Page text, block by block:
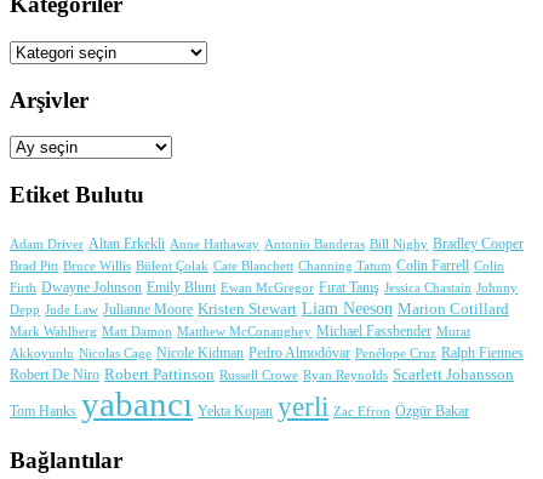
Kategoriler
Arşivler
Arşivler
Etiket Bulutu
Adam Driver Altan Erkekli Anne Hathaway Antonio Banderas Bill Nighy Bradley Cooper
Brad Pitt Bruce Willis Bülent Çolak Cate Blanchett Channing Tatum Colin Farrell Colin
Firth Dwayne Johnson Emily Blunt Ewan McGregor Fırat Tanış Jessica Chastain Johnny
Depp Jude Law Julianne Moore Kristen Stewart Liam Neeson Marion Cotillard
Mark Wahlberg Matt Damon Matthew McConaughey Michael Fassbender Murat
Akkoyunlu Nicolas Cage Nicole Kidman Pedro Almodóvar Penélope Cruz Ralph Fiennes
Robert De Niro Robert Pattinson Russell Crowe Ryan Reynolds Scarlett Johansson
Tom Hanks yabancı Yekta Kopan yerli Zac Efron Özgür Bakar
Bağlantılar